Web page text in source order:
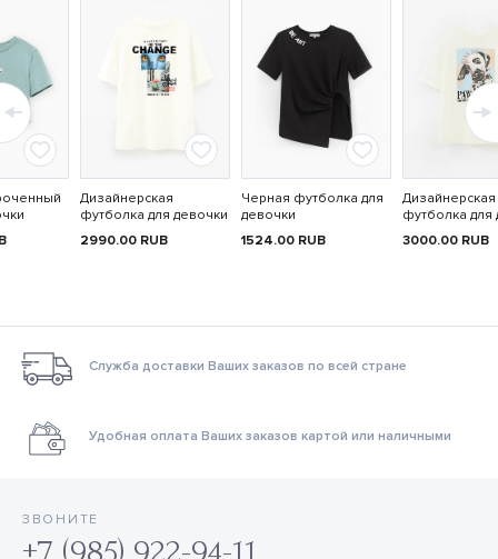
Дизайнерская
футболка для девочки
2990.00 RUB
Черная футболка для
девочки
1524.00 RUB
Дизайнерская
футболка для
3000.00 RUB
Служба доставки Ваших заказов по всей стране
Удобная оплата Ваших заказов картой или наличными
ЗВОНИТЕ